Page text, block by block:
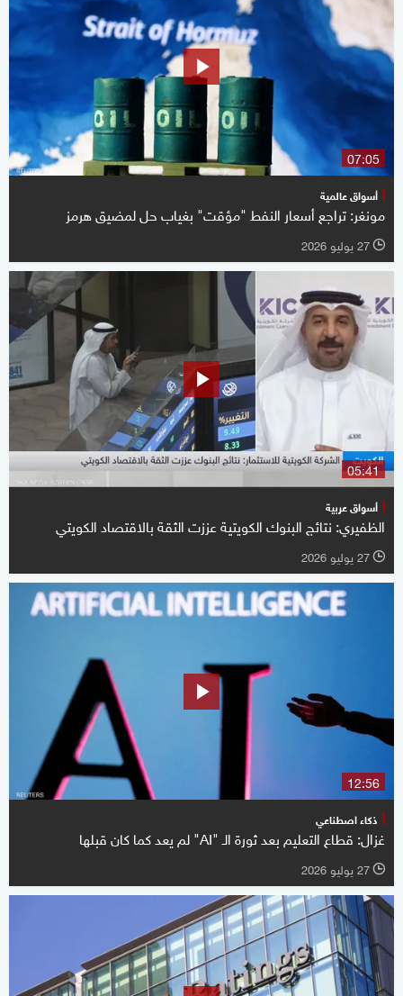
07:05
أسواق عالمية
مونغر: تراجع أسعار النفط "مؤقت" بغياب حل لمضيق هرمز
l 27 يوليو 2026
05:41
أسواق عربية
الظفيري: نتائج البنوك الكويتية عززت الثقة بالاقتصاد الكويتي
l 27 يوليو 2026
12:56
ذكاء اصطناعي
غزال: قطاع التعليم بعد ثورة الـ "AI" لم يعد كما كان قبلها
l 27 يوليو 2026